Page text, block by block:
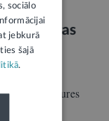
izmaksas
ilgstošu
apkures
sociālo
jebkurā
šajā
.